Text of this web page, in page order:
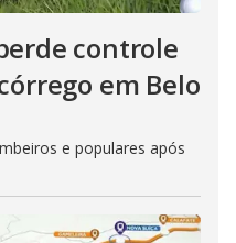
controle
em Belo
e populares após